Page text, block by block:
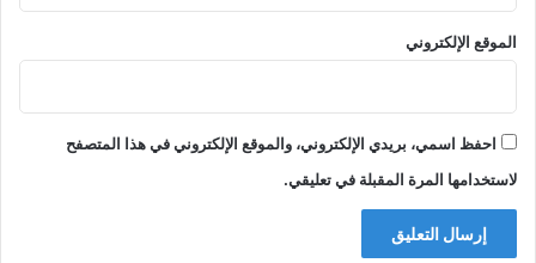
الموقع الإلكتروني
احفظ اسمي، بريدي الإلكتروني، والموقع الإلكتروني في هذا المتصفح
لاستخدامها المرة المقبلة في تعليقي.